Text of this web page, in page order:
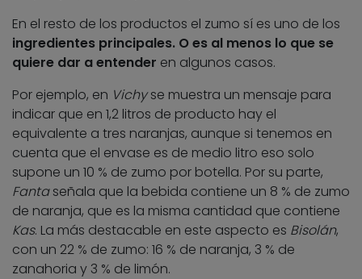
En el resto de los productos el zumo sí es uno de los
ingredientes principales. O es al menos lo que se
quiere dar a entender en algunos casos.
Por ejemplo, en Vichyse muestra un mensaje para
indicar que en 1,2 litros de producto hay el
equivalente a tres naranjas, aunque si tenemos en
cuenta que el envase es de medio litro eso solo
supone un 10 % de zumo por botella. Por su parte,
Fantaseñala que la bebida contiene un 8 % de zumo
de naranja, que es la misma cantidad que contiene
Kas. La más destacable en este aspecto es Bisolán,
con un 22 % de zumo: 16 % de naranja, 3 % de
zanahoria y 3 % de limón.